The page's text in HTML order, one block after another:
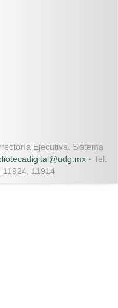
Ejecutiva. Sistema
- Tel.
11924, 11914